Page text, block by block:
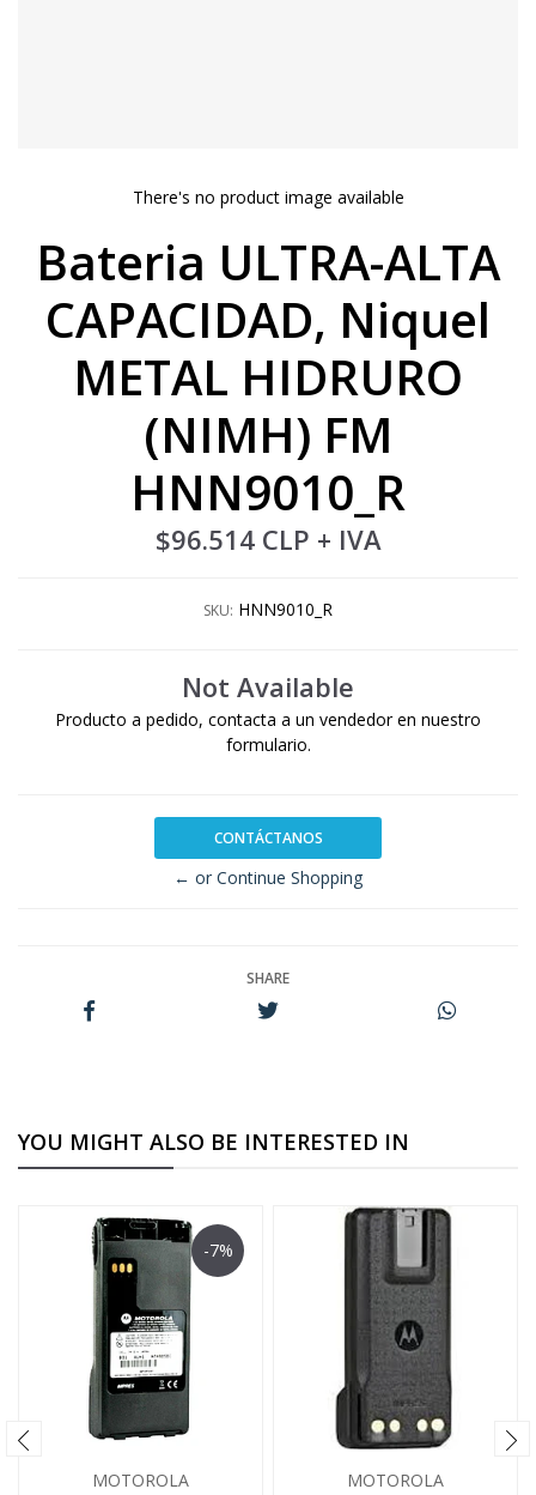
There's no product image available
Bateria ULTRA-ALTA
CAPACIDAD, Niquel
METAL HIDRURO
(NIMH) FM
HNN9010_R
$96.514 CLP + IVA
SKU: HNN9010_R
Not Available
Producto a pedido, contacta a un vendedor en nuestro
formulario.
CONTÁCTANOS
← or Continue Shopping
SHARE
YOU MIGHT ALSO BE INTERESTED IN
-7%
MOTOROLA MOTOROLA